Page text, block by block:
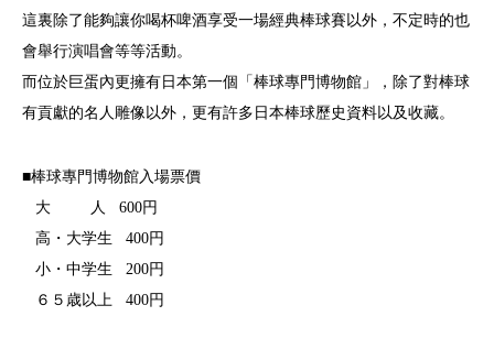
這裏除了能夠讓你喝杯啤酒享受一場經典棒球賽以外，不定時的也
會舉行演唱會等等活動。
而位於巨蛋內更擁有日本第一個「棒球專門博物館」，除了對棒球
有貢獻的名人雕像以外，更有許多日本棒球歷史資料以及收藏。
■棒球專門博物館入場票價
大 人 600円
高・大学生 400円
小・中学生 200円
６５歳以上 400円